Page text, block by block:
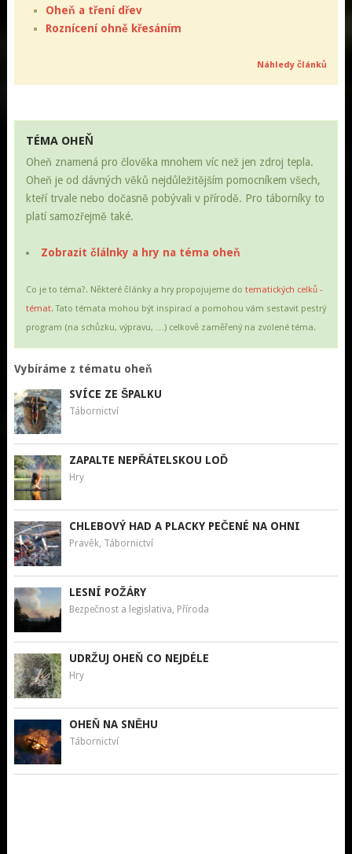
Oheň a tření dřev
Roznícení ohně křesáním
Náhledy článků
TÉMA OHEŇ
Oheň znamená pro člověka mnohem víc než jen zdroj tepla.
Oheň je od dávných věků nejdůležitějším pomocníkem všech,
kteří trvale nebo dočasně pobývali v přírodě. Pro táborníky to
platí samozřejmě také.
Zobrazit člálnky a hry na téma oheň
Co je to téma?. Některé články a hry propojujeme do tematických celků -
témat. Tato témata mohou být inspirací a pomohou vám sestavit pestrý
program (na schůzku, výpravu, …) celkově zaměřený na zvolené téma.
Vybíráme z tématu oheň
SVÍCE ZE ŠPALKU
Tábornictví
ZAPALTE NEPŘÁTELSKOU LOĎ
Hry
CHLEBOVÝ HAD A PLACKY PEČENÉ NA OHNI
Pravěk, Tábornictví
LESNÍ POŽÁRY
Bezpečnost a legislativa, Příroda
UDRŽUJ OHEŇ CO NEJDÉLE
Hry
OHEŇ NA SNĚHU
Tábornictví